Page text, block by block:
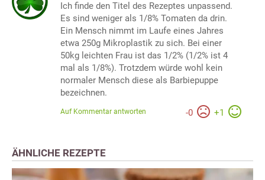
Ich finde den Titel des Rezeptes unpassend.
Es sind weniger als 1/8% Tomaten da drin.
Ein Mensch nimmt im Laufe eines Jahres
etwa 250g Mikroplastik zu sich. Bei einer
50kg leichten Frau ist das 1/2% (1/2% ist 4
mal als 1/8%). Trotzdem würde wohl kein
normaler Mensch diese als Barbiepuppe
bezeichnen.
-0 +1
Auf Kommentar antworten
ÄHNLICHE REZEPTE